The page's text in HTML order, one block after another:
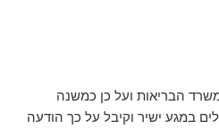
הבריאות ועל כן כמשנה
במגע ישיר וקיבל על כך הודעה